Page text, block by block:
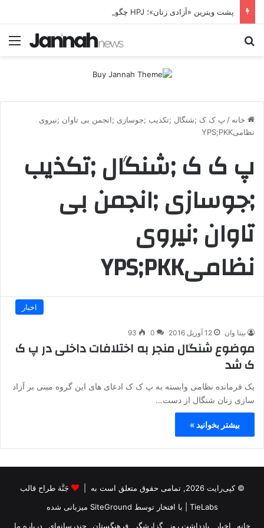
خانه / پ ک ک ;شنگال ;تکذیب ;جوسازی ;انجمن بی تاوان ;نیروی
نظامیYPS;PKK
پ ک ک ;شنگال ;تکذیب
;جوسازی ;انجمن بی
تاوان ;نیروی
نظامیYPS;PKK
اخبار
بیتا وان 12 آوریل 2016 0
93
موضوع شنگال منجر به اختلافات داخلی در پ ک
ک شد
یک فرمانده نظامی وابسته به پ ک ک ادعای های این گروه مبنی بر آزاد
سازی زنان شنگال از دست…
بیشتر بخوانید »
© کپی‌رایت 2026, تمامی حقوق متعلق است به |
جَنَّة طراح قالب
TieLabs | با افتخار توسط SiteGround میزبانی شده
خانه
اخبار یادداشت روز گزارشگر فرهنگستان چندرسانه‌ای درباره ما